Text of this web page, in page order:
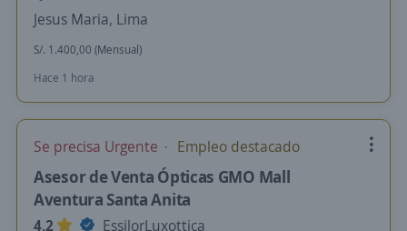
Jesus Maria, Lima
S/. 1.400,00 (Mensual)
Hace 1 hora
Se precisa Urgente Empleo destacado
Asesor de Venta Ópticas GMO Mall
Aventura Santa Anita
4,2
EssilorLuxottica